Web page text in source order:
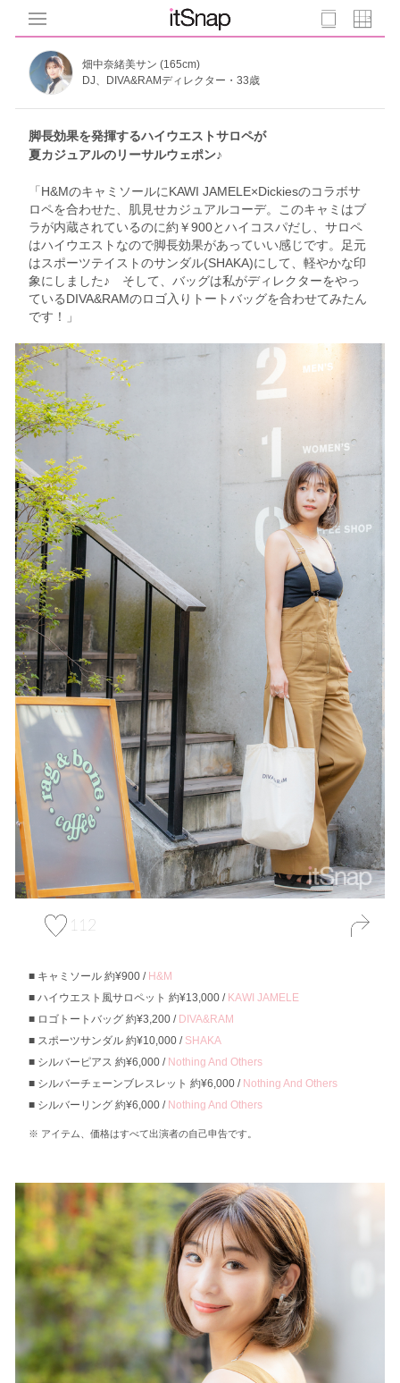
畑中奈緒美サン (165cm)
DJ、DIVA&RAMディレクター・33歳
脚長効果を発揮するハイウエストサロペが
夏カジュアルのリーサルウェポン♪
「H&MのキャミソールにKAWI JAMELE×Dickiesのコラボサ
ロペを合わせた、肌見せカジュアルコーデ。このキャミはブ
ラが内蔵されているのに約￥900とハイコスパだし、サロペ
はハイウエストなので脚長効果があっていい感じです。足元
はスポーツテイストのサンダル(SHAKA)にして、軽やかな印
象にしました♪ そして、バッグは私がディレクターをやっ
ているDIVA&RAMのロゴ入りトートバッグを合わせてみたん
です！」
112
キャミソール 約¥900 / H&M
ハイウエスト風サロペット 約¥13,000 / KAWI JAMELE
ロゴトートバッグ 約¥3,200 / DIVA&RAM
スポーツサンダル 約¥10,000 / SHAKA
シルバーピアス 約¥6,000 / Nothing And Others
シルバーチェーンブレスレット 約¥6,000 / Nothing And Others
シルバーリング 約¥6,000 / Nothing And Others
アイテム、価格はすべて出演者の自己申告です。